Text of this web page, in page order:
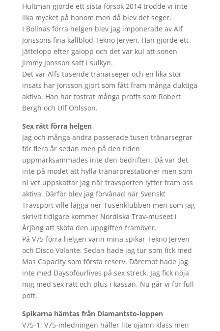
Hultman gjorde ett sista försök 2014 trodde vi inte
lika mycket på honom men då blev det seger.
I Bollnäs förra helgen blev jag imponerade av Alf
Jonssons fina kallblod Tekno Jerven. Han gjorde ett
jättelopp efter galopp och det var kul att sonen
Jimmy Jonsson satt i sulkyn.
Det var Alfs tusende tränarseger och en lika stor
insats har Jonsson gjort som fått fram många duktiga
aktiva. Han har fostrat många proffs som Robert
Bergh och Ulf Ohlsson.
Sex rätt förra helgen
Jag och många andra passerade tusen tränarsegrar
för flera år sedan men på den tiden
uppmärksammades inte den bedriften. Då var det
inte på modet att hylla tränarprestationer men som
ni vet uppskattar jag när travsporten lyfter fram oss
aktiva. Därför blev jag förvånad när Svenskt
Travsport ville lägga ner Tusenklubben men som jag
skrivit tidigare kommer Nordiska Trav-museet i
Årjäng att sköta den uppgiften framöver.
På V75 förra helgen vann mina spikar Tekno Jerven
och Disco Volante. Sedan hade jag tur som fick med
Mas Capacity som första reserv. Däremot hade jag
inte med Daysofourlives på sex streck. Jag fick nöja
mig med sex rätt och plus i kassan. Nu går vi för full
pott.
Spikarna hämtas från Diamantsto-loppen
V75-1: V75-inledningen håller lite ojämn klass men